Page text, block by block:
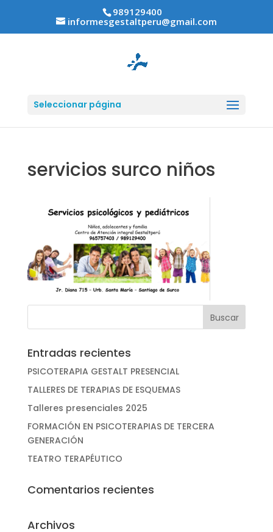
989129400
informesgestaltperu@gmail.com
Seleccionar página
servicios surco niños
Entradas recientes
PSICOTERAPIA GESTALT PRESENCIAL
TALLERES DE TERAPIAS DE ESQUEMAS
Talleres presenciales 2025
FORMACIÓN EN PSICOTERAPIAS DE TERCERA
GENERACIÓN
TEATRO TERAPÉUTICO
Comentarios recientes
Archivos